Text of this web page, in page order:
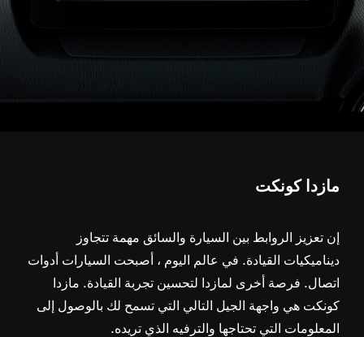
مازدا كونكت
إن تعزيز الروابط بين السيارة والسائق مهمة تتجاوز
ديناميكيات القيادة. في عالم اليوم ، أصبحت السيارات أدوات
اتصال. فرصة أخرى لمازدا لتحسين تجربة القيادة. مازدا
كونكت هي واجهة الجيل التالي التي تسمح لك بالوصول إلى
المعلومات التي تحتاجها والترفيه الذي تريده.